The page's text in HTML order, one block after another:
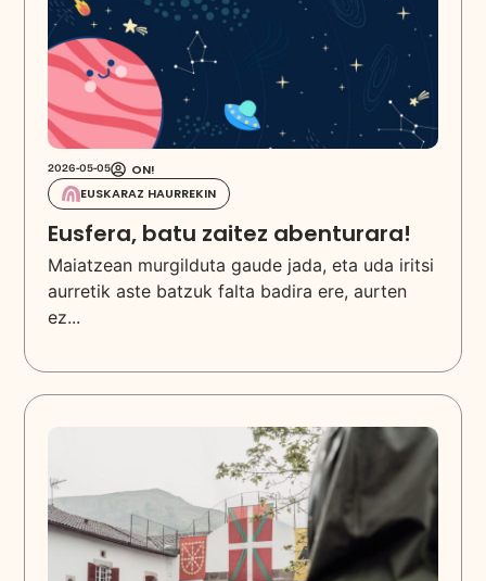
2026-05-05
ON!
EUSKARAZ HAURREKIN
Eusfera, batu zaitez abenturara!
Maiatzean murgilduta gaude jada, eta uda iritsi
aurretik aste batzuk falta badira ere, aurten
ez...